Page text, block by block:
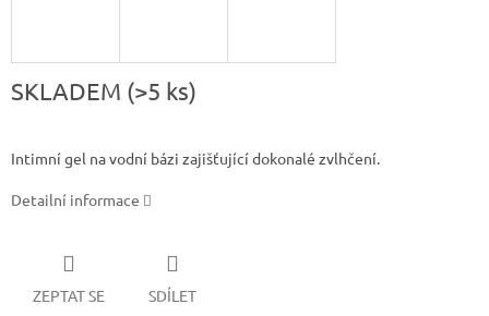
SKLADEM (>5 ks)
Intimní gel na vodní bázi zajišťující dokonalé zvlhčení.
Detailní informace
ZEPTAT SE SDÍLET